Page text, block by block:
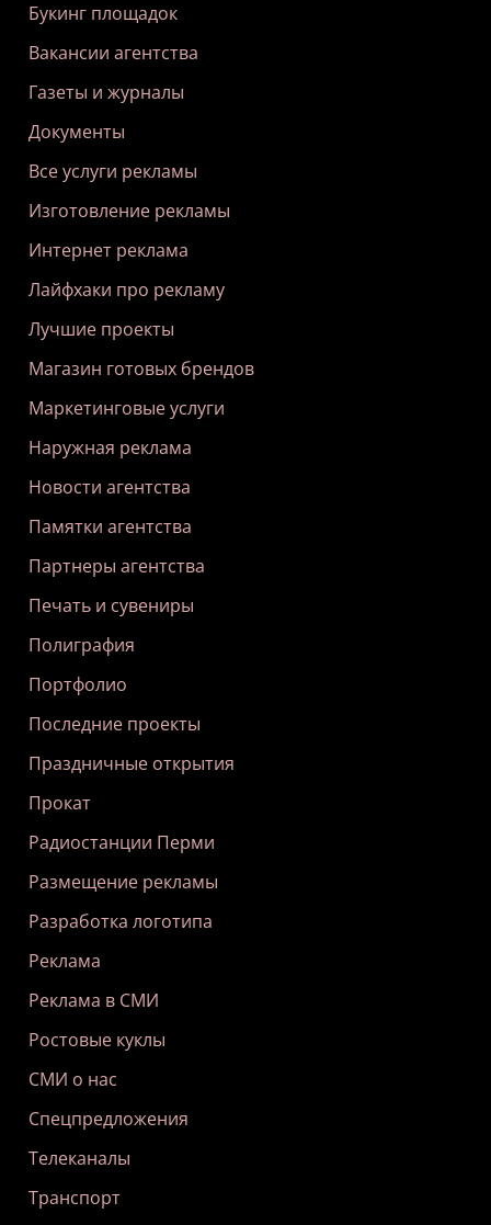
Букинг площадок
Вакансии агентства
Газеты и журналы
Документы
Все услуги рекламы
Изготовление рекламы
Интернет реклама
Лайфхаки про рекламу
Лучшие проекты
Магазин готовых брендов
Маркетинговые услуги
Наружная реклама
Новости агентства
Памятки агентства
Партнеры агентства
Печать и сувениры
Полиграфия
Портфолио
Последние проекты
Праздничные открытия
Прокат
Радиостанции Перми
Размещение рекламы
Разработка логотипа
Реклама
Реклама в СМИ
Ростовые куклы
СМИ о нас
Спецпредложения
Телеканалы
Транспорт